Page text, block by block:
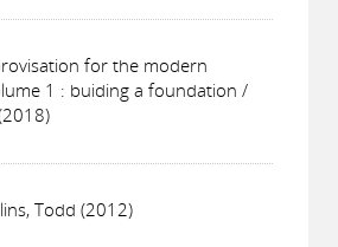
for the modern
1 : buiding a foundation /
Todd (2012)